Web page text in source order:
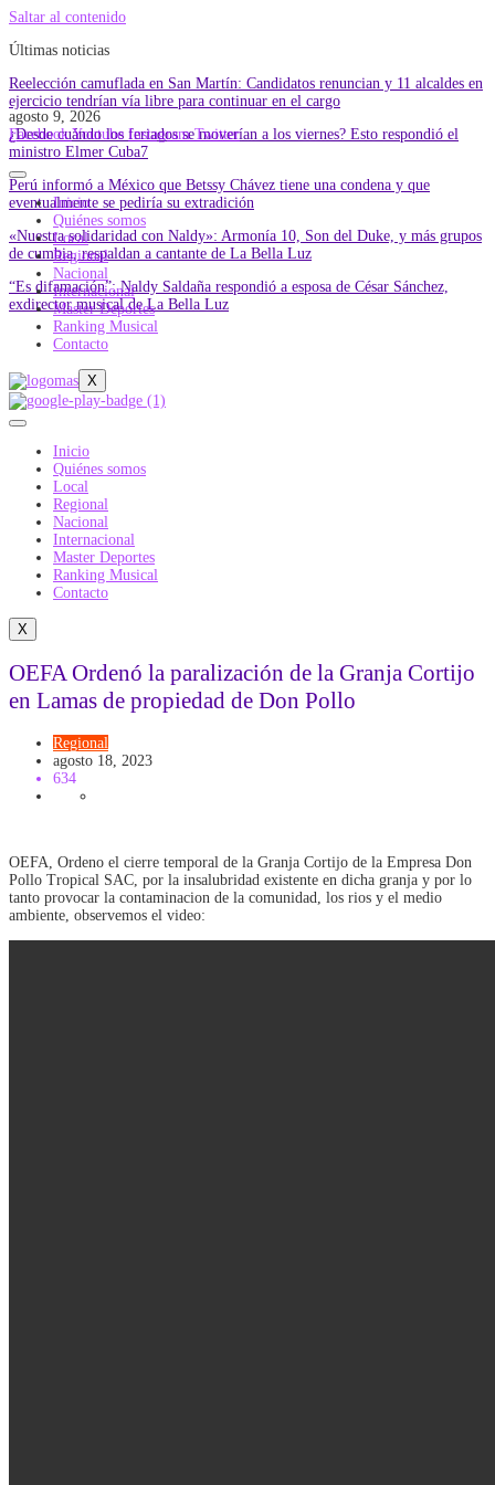
Saltar al contenido
Últimas noticias
Reelección camuflada en San Martín: Candidatos renuncian y 11 alcaldes en
ejercicio tendrían vía libre para continuar en el cargo
¿Desde cuándo los feriados se moverían a los viernes? Esto respondió el
ministro Elmer Cuba7
Perú informó a México que Betssy Chávez tiene una condena y que
eventualmente se pediría su extradición
«Nuestra solidaridad con Naldy»: Armonía 10, Son del Duke, y más grupos
de cumbia, respaldan a cantante de La Bella Luz
“Es difamación”: Naldy Saldaña respondió a esposa de César Sánchez,
exdirector musical de La Bella Luz
agosto 9, 2026
Facebook Youtube Instagram Twitter
Inicio
Quiénes somos
Local
Regional
Nacional
Internacional
Master Deportes
Ranking Musical
Contacto
X
Inicio
Quiénes somos
Local
Regional
Nacional
Internacional
Master Deportes
Ranking Musical
Contacto
X
OEFA Ordenó la paralización de la Granja Cortijo
en Lamas de propiedad de Don Pollo
Regional
agosto 18, 2023
634
OEFA, Ordeno el cierre temporal de la Granja Cortijo de la Empresa Don
Pollo Tropical SAC, por la insalubridad existente en dicha granja y por lo
tanto provocar la contaminacion de la comunidad, los rios y el medio
ambiente, observemos el video: